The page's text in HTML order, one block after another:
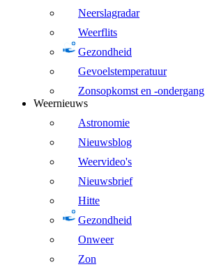
Neerslagradar
Weerflits
Gezondheid
Gevoelstemperatuur
Zonsopkomst en -ondergang
Weernieuws
Astronomie
Nieuwsblog
Weervideo's
Nieuwsbrief
Hitte
Gezondheid
Onweer
Zon